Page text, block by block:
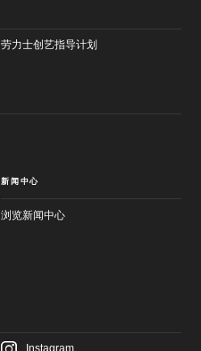
劳力士创艺指导计划
新闻中心
浏览新闻中心
Instagram